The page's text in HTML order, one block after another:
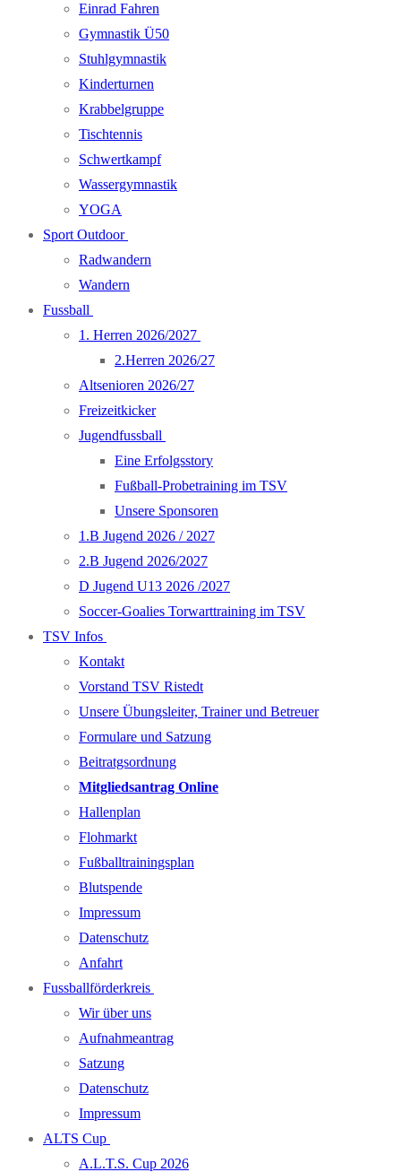
Einrad Fahren
Gymnastik Ü50
Stuhlgymnastik
Kinderturnen
Krabbelgruppe
Tischtennis
Schwertkampf
Wassergymnastik
YOGA
Sport Outdoor
Radwandern
Wandern
Fussball
1. Herren 2026/2027
2.Herren 2026/27
Altsenioren 2026/27
Freizeitkicker
Jugendfussball
Eine Erfolgsstory
Fußball-Probetraining im TSV
Unsere Sponsoren
1.B Jugend 2026 / 2027
2.B Jugend 2026/2027
D Jugend U13 2026 /2027
Soccer-Goalies Torwarttraining im TSV
TSV Infos
Kontakt
Vorstand TSV Ristedt
Unsere Übungsleiter, Trainer und Betreuer
Formulare und Satzung
Beitratgsordnung
Mitgliedsantrag Online
Hallenplan
Flohmarkt
Fußballtrainingsplan
Blutspende
Impressum
Datenschutz
Anfahrt
Fussballförderkreis
Wir über uns
Aufnahmeantrag
Satzung
Datenschutz
Impressum
ALTS Cup
A.L.T.S. Cup 2026